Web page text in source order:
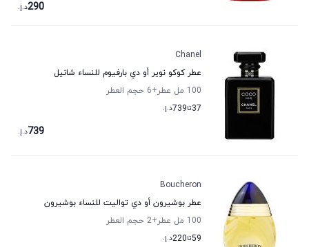
290د.إ.
Chanel
عطر كوكو نوير أو دي بارفيوم للنساء شانيل
100 مل عطر
+6
حجم العطر
37تا739د.إ.
739د.إ.
Boucheron
عطر بوشيرون أو دي تواليت للنساء بوشيرون
100 مل عطر
+2
حجم العطر
59تا220د.إ.